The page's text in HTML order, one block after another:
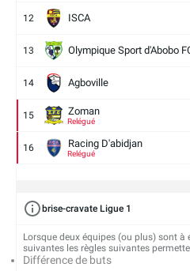
12 ISCA
13 Olympique Sport d'Abobo
14 Agboville
15 Zoman
Relégué
16 Racing D'abidjan
Relégué
brise-cravate Ligue 1
Lorsque deux équipes (ou plus) sont à
suivantes les règles suivantes
Différence de buts